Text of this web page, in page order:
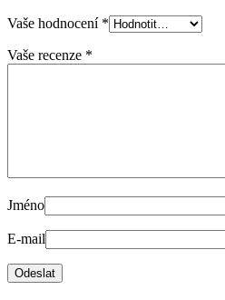
Vaše hodnocení *
Vaše recenze *
Jméno
E-mail